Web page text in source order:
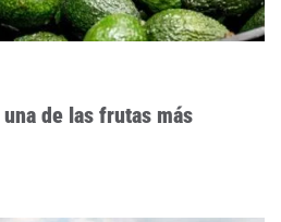
de las frutas más